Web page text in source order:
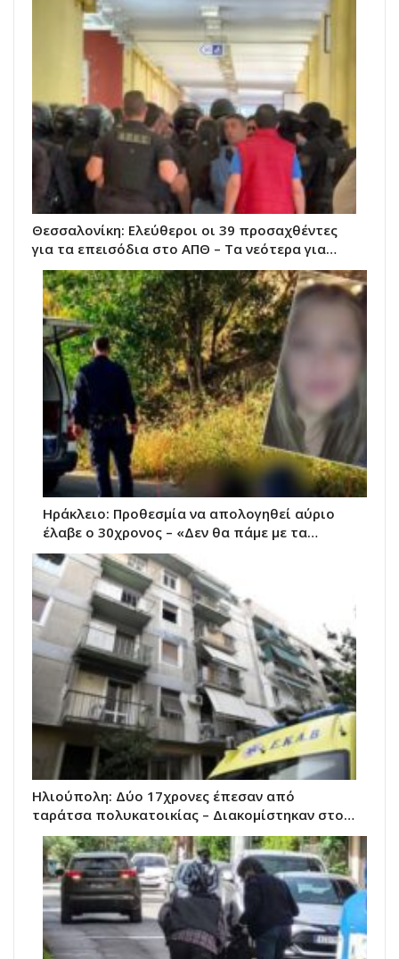
Θεσσαλονίκη: Ελεύθεροι οι 39 προσαχθέντες
για τα επεισόδια στο ΑΠΘ – Τα νεότερα για…
Ηράκλειο: Προθεσμία να απολογηθεί αύριο
έλαβε ο 30χρονος – «Δεν θα πάμε με τα…
Ηλιούπολη: Δύο 17χρονες έπεσαν από
ταράτσα πολυκατοικίας – Διακομίστηκαν στο…